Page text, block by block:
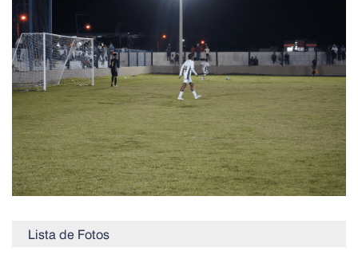
Lista de Fotos